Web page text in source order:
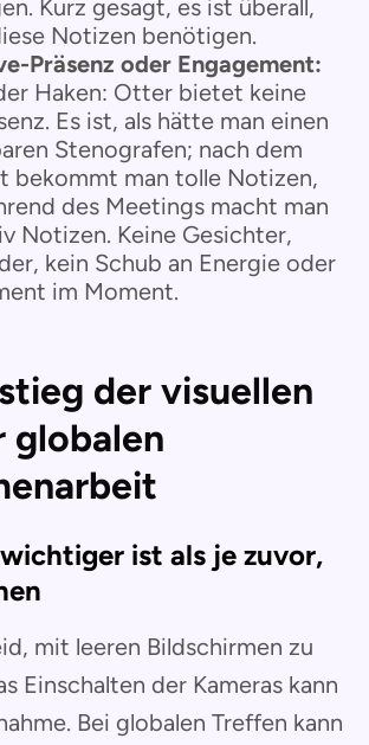
Kurz gesagt, es ist überall,
Notizen benötigen.
Präsenz oder Engagement:
Haken: Otter bietet keine
Es ist, als hätte man einen
Stenografen; nach dem
bekommt man tolle Notizen,
des Meetings macht man
Notizen. Keine Gesichter,
kein Schub an Energie oder
im Moment.
der visuellen
globalen
ist als je zuvor,
mit leeren Bildschirmen zu
Einschalten der Kameras kann
Bei globalen Treffen kann